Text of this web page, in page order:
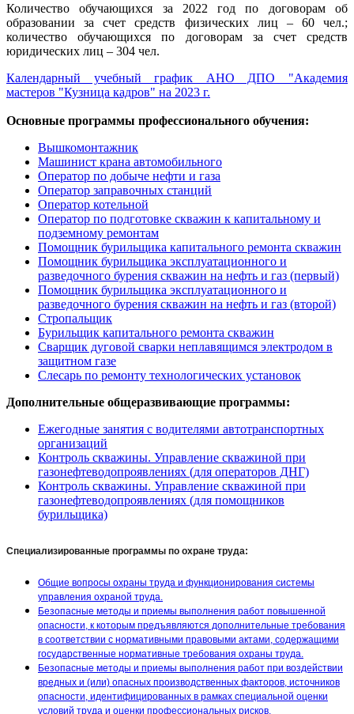
Количество обучающихся за 2022 год по договорам об
образовании за счет средств физических лиц – 60 чел.;
количество обучающихся по договорам за счет средств
юридических лиц – 304 чел.
Календарный учебный график АНО ДПО "Академия
мастеров "Кузница кадров" на 2023 г.
Основные программы профессионального обучения:
Вышкомонтажник
Машинист крана автомобильного
Оператор по добыче нефти и газа
Оператор заправочных станций
Оператор котельной
Оператор по подготовке скважин к капитальному и
подземному ремонтам
Помощник бурильщика капитального ремонта скважин
Помощник бурильщика эксплуатационного и
разведочного бурения скважин на нефть и газ (первый)
Помощник бурильщика эксплуатационного и
разведочного бурения скважин на нефть и газ (второй)
Стропальщик
Бурильщик капитального ремонта скважин
Сварщик дуговой сварки неплавящимся электродом в
защитном газе
Слесарь по ремонту технологических установок
Дополнительные общеразвивающие программы:
Ежегодные занятия с водителями автотранспортных
организаций
Контроль скважины. Управление скважиной при
газонефтеводопроявлениях (для операторов ДНГ)
Контроль скважины. Управление скважиной при
газонефтеводопроявлениях (для помощников
бурильщика)
Специализированные программы по охране труда:
Общие вопросы охраны труда и функционирования системы
управления охраной труда.
Безопасные методы и приемы выполнения работ повышенной
опасности, к которым предъявляются дополнительные требования
в соответствии с нормативными правовыми актами, содержащими
государственные нормативные требования охраны труда.
Безопасные методы и приемы выполнения работ при воздействии
вредных и (или) опасных производственных факторов, источников
опасности, идентифицированных в рамках специальной оценки
условий труда и оценки профессиональных рисков.